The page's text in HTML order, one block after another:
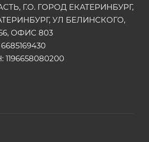
Г.О. ГОРОД ЕКАТЕРИНБУРГ,
УЛ БЕЛИНСКОГО,
ОФИС 803
1196658080200